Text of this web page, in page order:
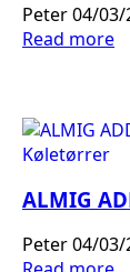
Peter04/03/
Read more
ALMIG
Peter04/03/